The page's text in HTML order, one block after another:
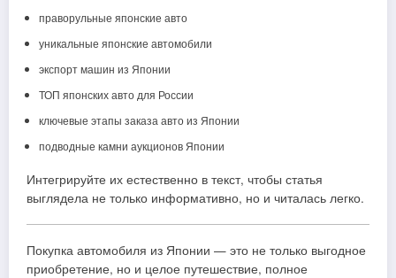
праворульные японские авто
уникальные японские автомобили
экспорт машин из Японии
ТОП японских авто для России
ключевые этапы заказа авто из Японии
подводные камни аукционов Японии
Интегрируйте их естественно в текст, чтобы статья
выглядела не только информативно, но и читалась легко.
Покупка автомобиля из Японии — это не только выгодное
приобретение, но и целое путешествие, полное